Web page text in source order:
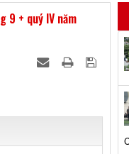
9 + quý IV năm